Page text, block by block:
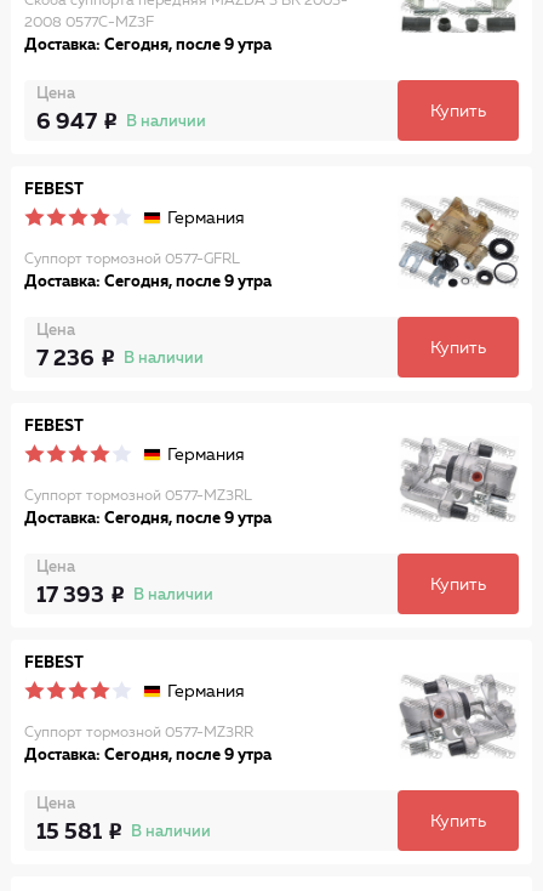
2008 0577C-MZ3F
Доставка: Сегодня, после 9 утра
Цена
6 947 В наличии
Купить
FEBEST
Германия
Суппорт тормозной 0577-GFRL
Доставка: Сегодня, после 9 утра
Цена
7 236 В наличии
Купить
FEBEST
Германия
Суппорт тормозной 0577-MZ3RL
Доставка: Сегодня, после 9 утра
Цена
17 393 В наличии
Купить
FEBEST
Германия
Суппорт тормозной 0577-MZ3RR
Доставка: Сегодня, после 9 утра
Цена
15 581 В наличии
Купить